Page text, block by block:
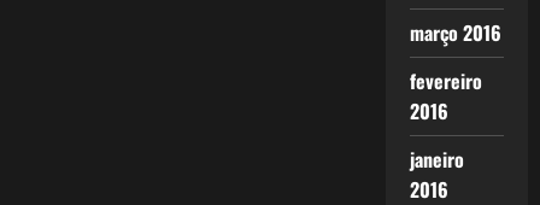
março 2016
fevereiro
2016
janeiro
2016